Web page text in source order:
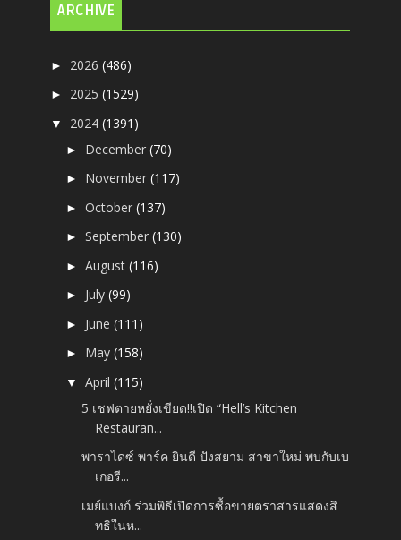
ARCHIVE
► 2026(486)
► 2025(1529)
▼ 2024(1391)
► December(70)
► November(117)
►October(137)
►September(130)
►August(116)
► July(99)
► June(111)
► May(158)
▼April(115)
5 เชฟตายหยั่งเขียด!!เปิด “Hell’s Kitchen
Restauran...
พาราไดซ์ พาร์ค ยินดี ปังสยาม สาขาใหม่ พบกับเบ
เกอรี...
เมย์แบงก์ ร่วมพิธีเปิดการซื้อขายตราสารแสดงสิ
ทธิในห...